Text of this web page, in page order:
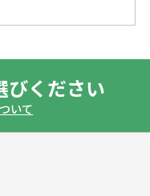
びください
いて